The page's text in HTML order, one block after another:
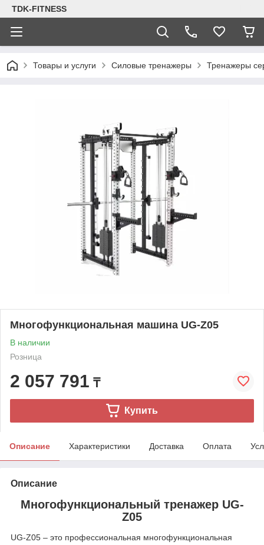
TDK-FITNESS
Товары и услуги Силовые тренажеры Тренажеры
Многофункциональная машина UG-Z05
В наличии
Розница
2 057 791 ₸
Купить
Описание Характеристики Доставка Оплата
Описание
Многофункциональный тренажер UG-
Z05
UG‑Z05 – это профессиональная многофункциональная